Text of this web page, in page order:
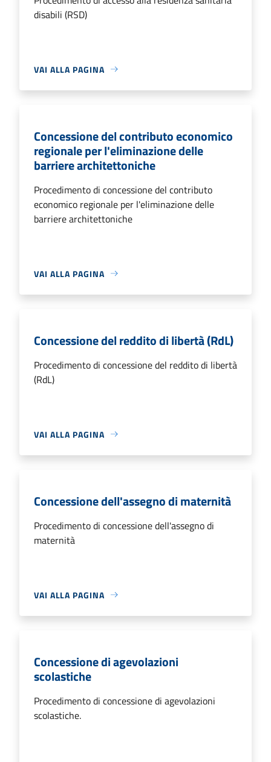
disabili (RSD)
VAI ALLA PAGINA
Concessione del contributo economico
regionale per l'eliminazione delle
barriere architettoniche
Procedimento di concessione del contributo
economico regionale per l'eliminazione delle
barriere architettoniche
VAI ALLA PAGINA
Concessione del reddito di libertà (RdL)
Procedimento di concessione del reddito di libertà
(RdL)
VAI ALLA PAGINA
Concessione dell'assegno di maternità
Procedimento di concessione dell'assegno di
maternità
VAI ALLA PAGINA
Concessione di agevolazioni
scolastiche
Procedimento di concessione di agevolazioni
scolastiche.